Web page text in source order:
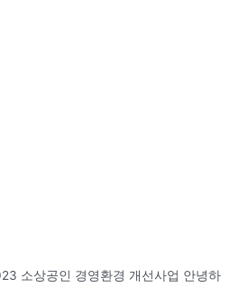
소상공인 경영환경 개선사업 안녕하